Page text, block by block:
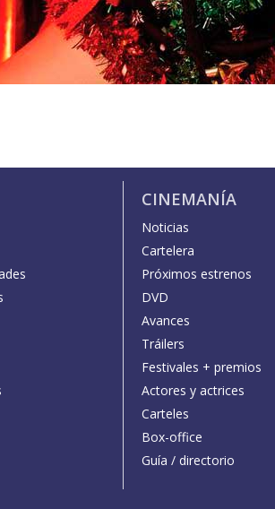
CINEMANÍA
Noticias
Cartelera
Próximos estrenos
DVD
Avances
Tráilers
Festivales + premios
Actores y actrices
Carteles
Box-office
Guía / directorio